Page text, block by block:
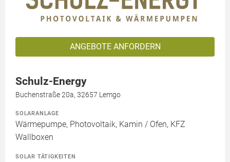
ANGEBOTE ANFORDERN
Schulz-Energy
Buchenstraße 20a, 32657 Lemgo
SOLARANLAGE
Wärmepumpe, Photovoltaik, Kamin / Ofen, KFZ
Wallboxen
SOLAR TÄTIGKEITEN